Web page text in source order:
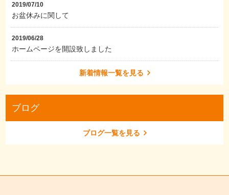
2019/07/10
お盆休みに関して
2019/06/28
ホームページを開設致しました
新着情報一覧を見る
ブログ
ブログ一覧を見る